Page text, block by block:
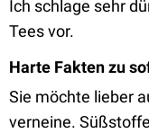
Ich schlage sehr
Tees vor.
Harte Fakten zu
Sie möchte lieber
verneine.